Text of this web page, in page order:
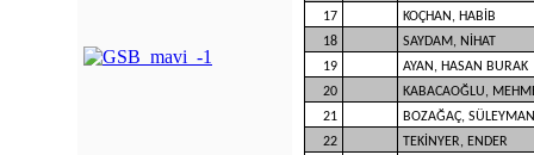
17
KOÇHAN, HABİB
18
SAYDAM, NİHAT
19
AYAN, HASAN BURAK
20
KABACAOĞLU,
21
BOZAĞAÇ,
22
TEKİNYER, ENDER